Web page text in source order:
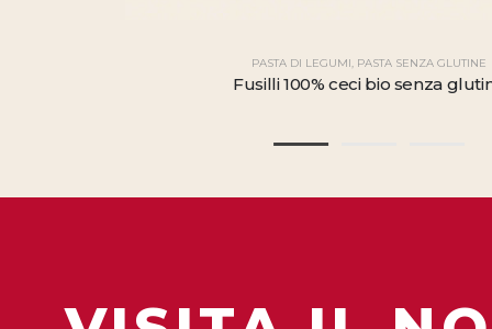
PASTA DI LEGUMI, PASTA SENZA GLUTINE
Fusilli 100% ceci bio senza